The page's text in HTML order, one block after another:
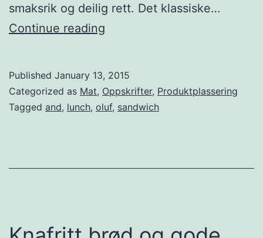
a
smaksrik og deilig rett. Det klassiske…
Continue reading
b
c
f
Published January 13, 2015
Categorized as Mat, Oppskrifter, Produktplassering
Tagged and, lunch, oluf, sandwich